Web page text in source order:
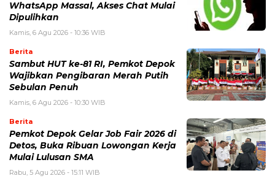
WhatsApp Massal, Akses Chat Mulai
Dipulihkan
Kamis, 6 Agu 2026 - 10:36 WIB
Berita
Sambut HUT ke-81 RI, Pemkot Depok
Wajibkan Pengibaran Merah Putih
Sebulan Penuh
Kamis, 6 Agu 2026 - 10:30 WIB
Berita
Pemkot Depok Gelar Job Fair 2026 di
Detos, Buka Ribuan Lowongan Kerja
Mulai Lulusan SMA
Rabu, 5 Agu 2026 - 15:11 WIB